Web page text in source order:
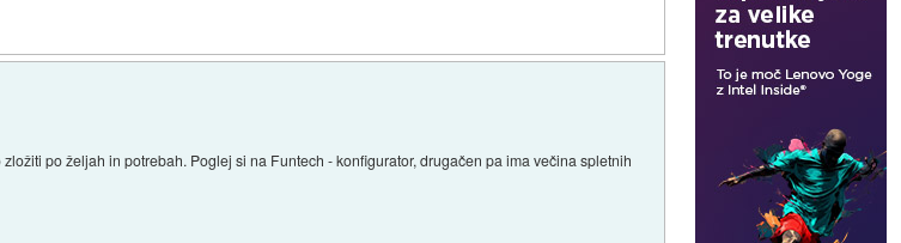
po željah in potrebah. Poglej si na Funtech - konfigurator, drugačen pa ima večina spletnih